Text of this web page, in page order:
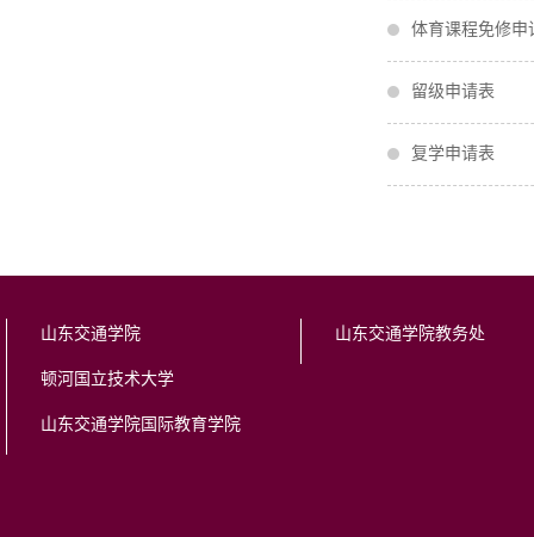
体育课程免修申
留级申请表
复学申请表
山东交通学院
顿河国立技术大学
山东交通学院国际教育学院
山东交通学院教务处